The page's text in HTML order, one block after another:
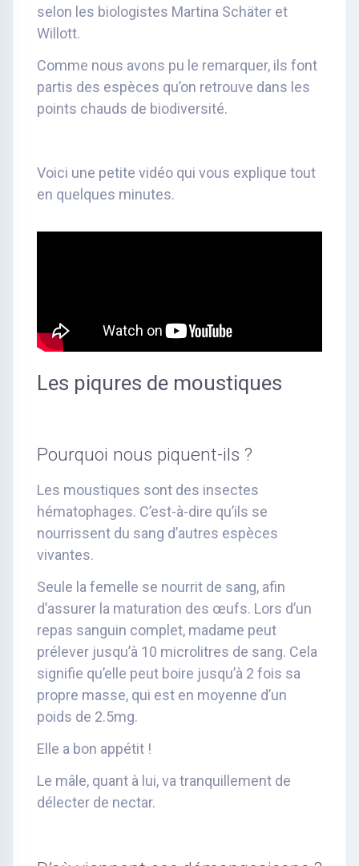
selon les biologistes Martina Schäter et
Willott.
Comme nous avons pu le remarquer, ils font
partis des espèces qu’on retrouve dans les
points chauds de biodiversité.
Voici une petite vidéo qui vous explique tout
en quelques minutes.
Les piqures de moustiques
Pourquoi nous piquent-ils ?
Les moustiques sont des insectes
hématophages. C’est-à-dire qu’ils se
nourrissent du sang d’autres espèces
vivantes.
Seule la femelle se nourrit de sang, afin
d’assurer la maturation des œufs. Lors d’un
repas sanguin complet, madame peut
prélever jusqu’à 10 microlitres de sang. Cela
signifie qu’elle peut boire jusqu’à 2 fois sa
propre masse, qui est en moyenne d’un
poids de 2.5mg.
Elle a bon appétit !
Le mâle, quant à lui, va tranquillement de
délecter de nectar.